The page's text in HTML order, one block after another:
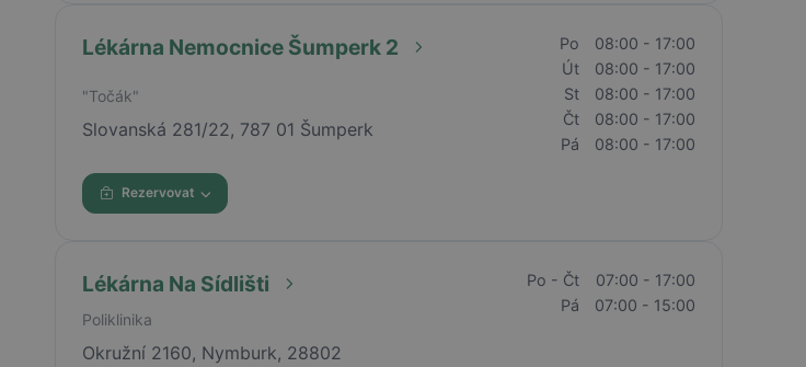
Lékárna Nemocnice Šumperk 2
"Točák"
Slovanská 281/22, 787 01 Šumperk
Po
08:00 - 17:00
Út
08:00 - 17:00
St
08:00 - 17:00
Čt
08:00 - 17:00
Pá
08:00 - 17:00
Rezervovat
Lékárna Na Sídlišti
Poliklinika
Okružní 2160, Nymburk, 28802
Po - Čt
07:00 - 17:00
Pá
07:00 - 15:00